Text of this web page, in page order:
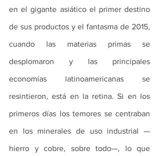
en el gigante asiático el primer destino
de sus productos y el fantasma de 2015,
cuando las materias primas se
desplomaron y las principales
economías latinoamericanas se
resintieron, está en la retina. Si en los
primeros días los temores se centraban
en los minerales de uso industrial —
hierro y cobre, sobre todo—, lo que